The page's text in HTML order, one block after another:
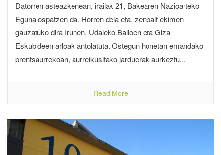
Datorren asteazkenean, irailak 21, Bakearen Nazioarteko
Eguna ospatzen da. Horren dela eta, zenbait ekimen
gauzatuko dira Irunen, Udaleko Balioen eta Giza
Eskubideen arloak antolatuta. Ostegun honetan emandako
prentsaurrekoan, aurreikusitako jarduerak aurkeztu...
Read More